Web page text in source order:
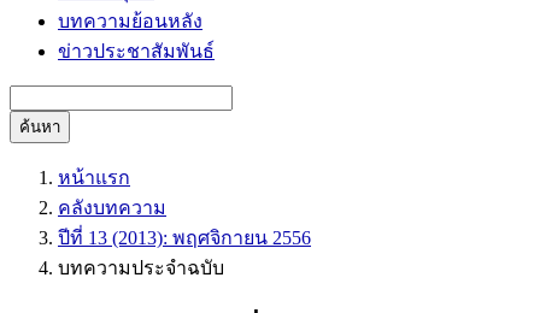
บทความย้อนหลัง
ข่าวประชาสัมพันธ์
ค้นหา
หน้าแรก
คลังบทความ
ปีที่ 13 (2013): พฤศจิกายน 2556
บทความประจำฉบับ